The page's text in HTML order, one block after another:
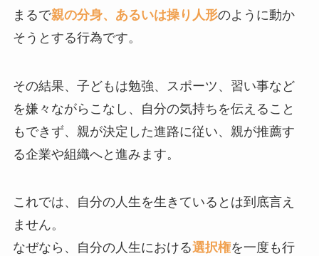
まるで親の分身、あるいは操り人形のように動か
そうとする行為です。
その結果、子どもは勉強、スポーツ、習い事など
を嫌々ながらこなし、自分の気持ちを伝えること
もできず、親が決定した進路に従い、親が推薦す
る企業や組織へと進みます。
これでは、自分の人生を生きているとは到底言え
ません。
なぜなら、自分の人生における選択権を一度も行